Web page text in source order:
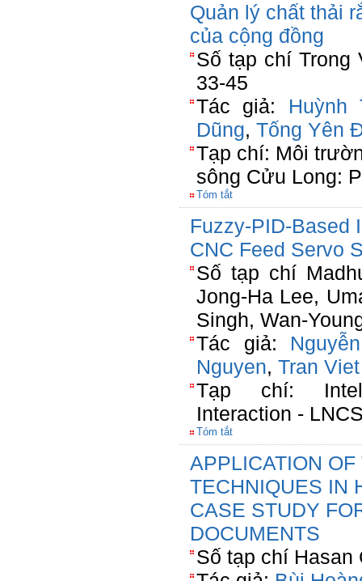
Quản lý chất thải
của cộng đồng
Số tạp chí Trong
33-45
Tác giả: Huỳnh
Dũng, Tống Yên
Tạp chí: Môi
sông Cửu Long:
Tóm tắt
Fuzzy-PID-Based
CNC Feed Servo
Số tạp chí
Jong-Ha Lee,
Singh, Wan-
Tác giả:
Nguyen, Tran
Tạp chí:
Interaction -
Tóm tắt
APPLICATION
TECHNIQUES IN
CASE STUDY
DOCUMENTS
Số tạp chí Hasan